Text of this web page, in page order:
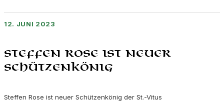
12. JUNI 2023
Steffen Rose ist neuer
Schützenkönig
Steffen Rose ist neuer Schützenkönig der St.-Vitus